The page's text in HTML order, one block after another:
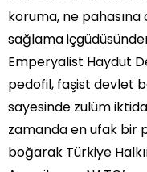
koruma, ne
sağlama
Emperyalist Haydut
pedofil, faşist devlet
sayesinde zulüm
zamanda en ufak bir
boğarak Türkiye